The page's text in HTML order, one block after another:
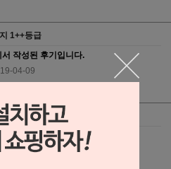
1++등급
작성된 후기입니다.
04-09
등급 로얄모둠구이
작성된 후기입니다.
04-05